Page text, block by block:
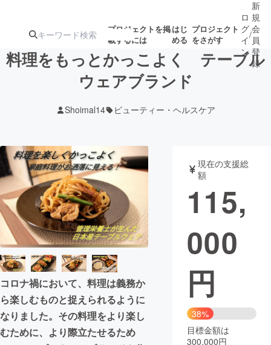
プロジェクトを掲
載するには
はじ
める
プロジェクト
をさがす
ターン
ジェクト
ロジェクト
アート・写真 音楽
テクノロジー・ガジェット ゲーム・サ
映像・映画
ビジネス・起業
まちづくり・地域活性化
CAMPFIRE for Social Good
CAMPFIRE Creation
ロ
グ
イ
ン
/
新
規
会
員
登
録
料理をもっとかっこよく テーブル
ウェアブランド
Shoimal14 ビューティー・ヘルスケア
コロナ禍において、料理は義務か
ら楽しむものと捉えられるように
なりました。その料理をより楽し
むために、より際立たせるため
現在の支援総
額
115,
000
円
38%
目標金額は
300,000円